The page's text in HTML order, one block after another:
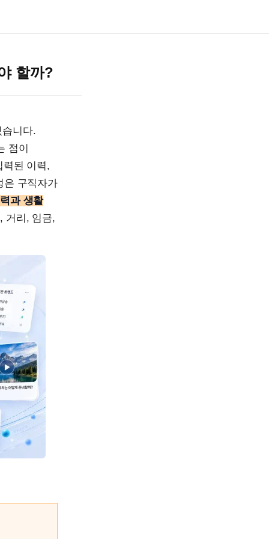
할까?
니다.
점이
력된 이력,
은 구직자가
과 생활
거리, 임금,